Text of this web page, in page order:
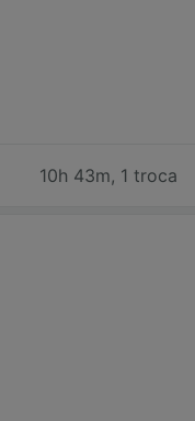
10h 43m, 1 troca